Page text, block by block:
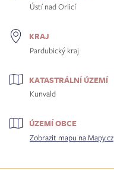
Ústí nad Orlicí
KRAJ
Pardubický kraj
KATASTRÁLNÍ ÚZEMÍ
Kunvald
ÚZEMÍ OBCE
Zobrazit mapu na Mapy.cz